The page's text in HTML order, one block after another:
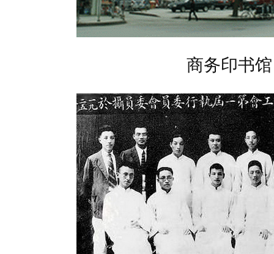
商务印书馆